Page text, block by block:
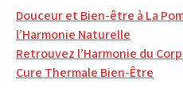
Navigation
de
l’article
Douceur et Bien-être à La
l’Harmonie Naturelle
Retrouvez l’Harmonie du
Cure Thermale Bien-Être